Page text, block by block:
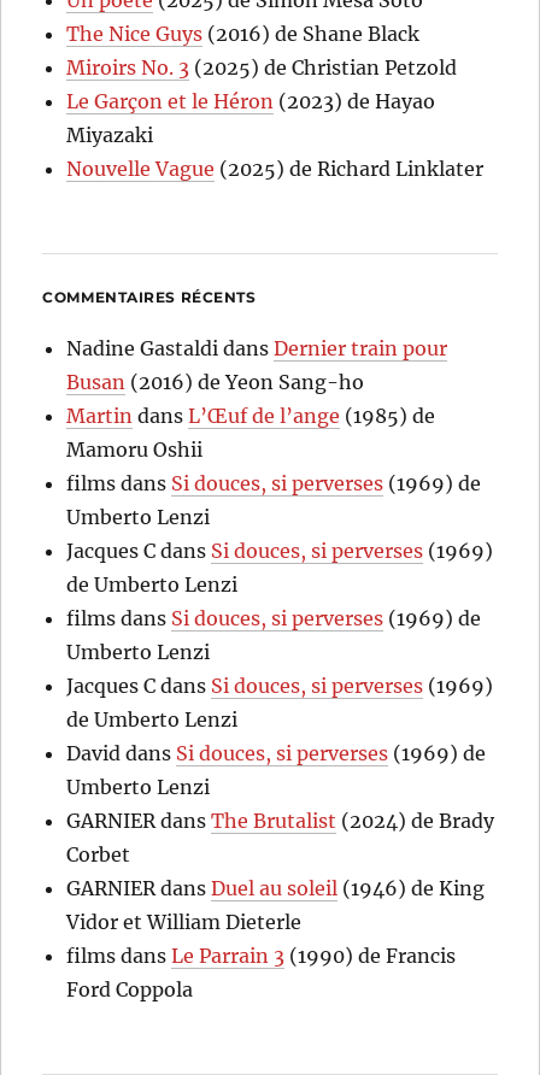
The Nice Guys (2016) de Shane Black
Miroirs No. 3 (2025) de Christian Petzold
Le Garçon et le Héron (2023) de Hayao
Miyazaki
Nouvelle Vague (2025) de Richard Linklater
COMMENTAIRES RÉCENTS
Nadine Gastaldi dansDernier train pour
Busan (2016) de Yeon Sang-ho
Martin dansL’Œuf de l’ange (1985) de
Mamoru Oshii
films dans Si douces, si perverses (1969) de
Umberto Lenzi
Jacques C dans Si douces, si perverses (1969)
de Umberto Lenzi
films dans Si douces, si perverses (1969) de
Umberto Lenzi
Jacques C dans Si douces, si perverses (1969)
de Umberto Lenzi
David dans Si douces, si perverses (1969) de
Umberto Lenzi
GARNIERdansThe Brutalist (2024) de Brady
Corbet
GARNIERdansDuel au soleil (1946) de King
Vidor et William Dieterle
films dansLe Parrain 3 (1990) de Francis
Ford Coppola